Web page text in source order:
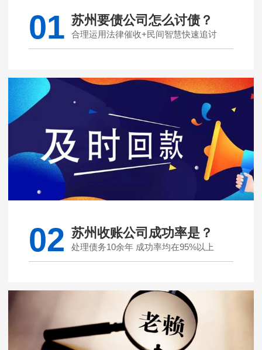
01 苏州要债公司怎么讨债？
合理运用法律催收+民间智慧快速追讨
02 苏州收账公司成功率是？
处理债务10余年 成功率均在95%以上